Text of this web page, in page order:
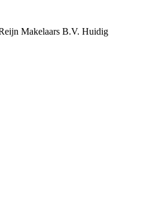
Makelaars B.V. Huidig